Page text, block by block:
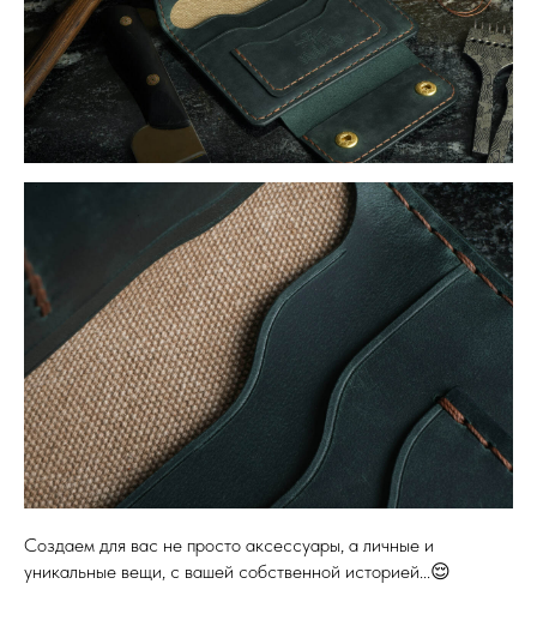
Создаем для вас не просто аксессуары, а личные и
уникальные вещи, с вашей собственной историей...😌